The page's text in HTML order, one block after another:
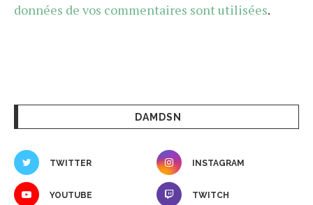
données de vos commentaires sont utilisées.
DAMDSN
TWITTER INSTAGRAM
YOUTUBE TWITCH